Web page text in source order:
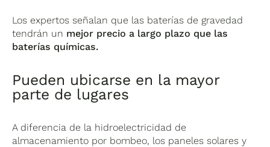
Los expertos señalan que las baterías de gravedad
tendrán un mejor precio a largo plazo que las
baterías químicas.
Pueden ubicarse en la mayor
parte de lugares
A diferencia de la hidroelectricidad de
almacenamiento por bombeo, los paneles solares y